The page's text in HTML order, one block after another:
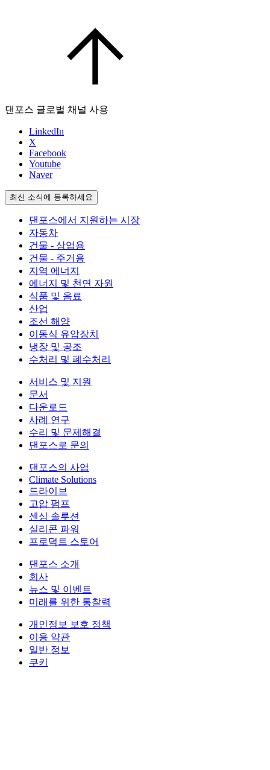
댄포스 글로벌 채널 사용
LinkedIn
X
Facebook
Youtube
Naver
최신 소식에 등록하세요
댄포스에서 지원하는 시장
자동차
건물 - 상업용
건물 - 주거용
지역 에너지
에너지 및 천연 자원
식품 및 음료
산업
조선 해양
이동식 유압장치
냉장 및 공조
수처리 및 폐수처리
서비스 및 지원
문서
다운로드
사례 연구
수리 및 문제해결
댄포스로 문의
댄포스의 사업
Climate Solutions
드라이브
고압 펌프
센싱 솔루션
실리콘 파워
프로덕트 스토어
댄포스 소개
회사
뉴스 및 이벤트
미래를 위한 통찰력
개인정보 보호 정책
이용 약관
일반 정보
쿠키